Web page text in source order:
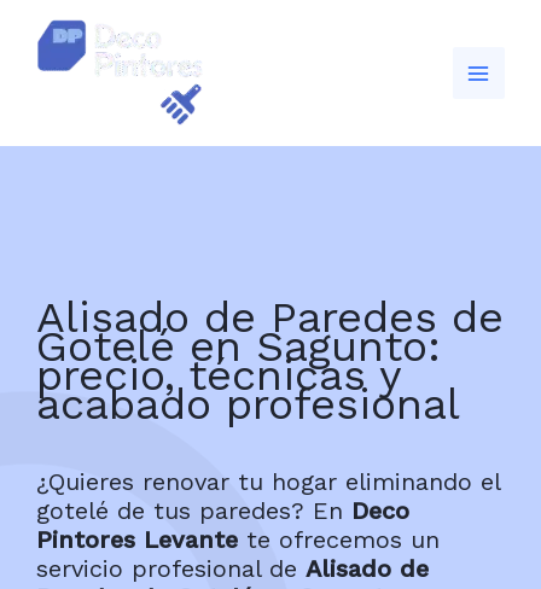
contenido
Alisado de Paredes de
Gotelé en Sagunto:
precio, técnicas y
acabado profesional
¿Quieres renovar tu hogar eliminando el
gotelé de tus paredes? En Deco
Pintores Levante te ofrecemos un
servicio profesional de Alisado de